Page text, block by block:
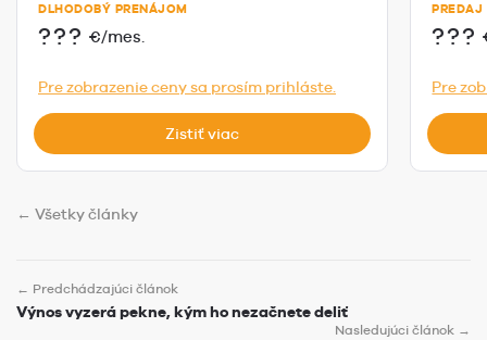
DLHODOBÝ PRENÁJOM
??? €/mes.
Pre zobrazenie ceny sa prosím prihláste.
Zistiť viac
PREDAJ
???
Pre
← Všetky články
← Predchádzajúci článok
Výnos vyzerá pekne, kým ho nezačnete deliť
Nasledujúci článok →